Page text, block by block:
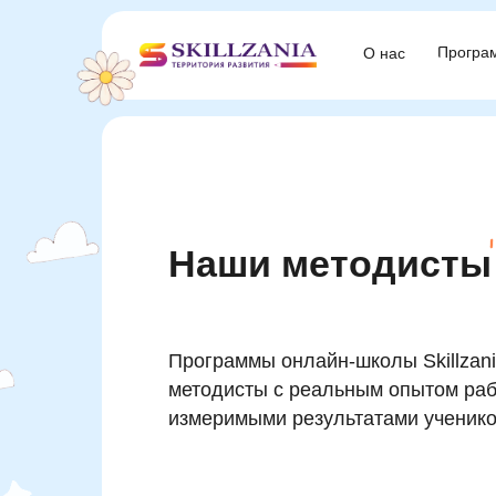
О нас
О нас
Программы онлайн-школы
методисты с реальным опытом
измеримыми результатами
Наши методисты